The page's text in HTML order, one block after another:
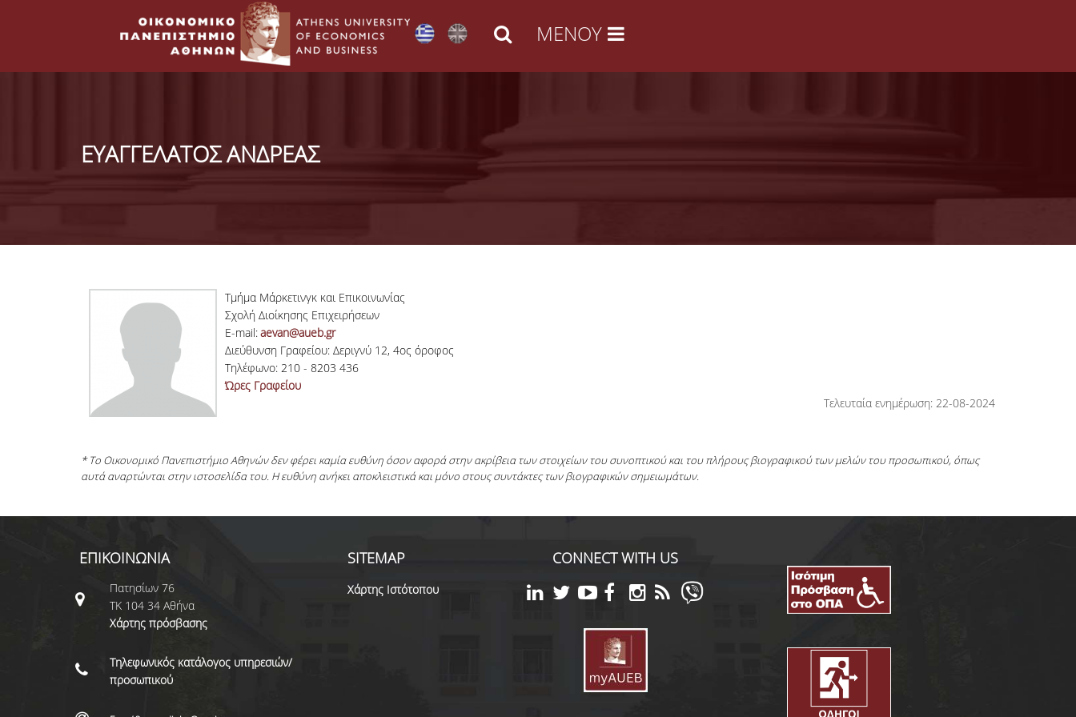
ΕΥΑΓΓΕΛΑΤΟΣ ΑΝΔΡΕΑΣ
Τμήμα Μάρκετινγκ και Επικοινωνίας
Σχολή Διοίκησης Επιχειρήσεων
E-mail:aevan@aueb.gr
Διεύθυνση Γραφείου: Δεριγνύ 12, 4ος όροφος
Τηλέφωνο: 210 - 8203 436
Ώρες Γραφείου
Τελευταία ενημέρωση: 22-08-2024
* Το Οικονομικό Πανεπιστήμιο Αθηνών δεν φέρει καμία ευθύνη όσον αφορά στην ακρίβεια των στοιχείων του συνοπτικού και του πλήρους βιογραφικού των μελών του προσωπικού, όπως
αυτά αναρτώνται στην ιστοσελίδα του. Η ευθύνη ανήκει αποκλειστικά και μόνο στους συντάκτες των βιογραφικών σημειωμάτων.
ΕΠΙΚΟΙΝΩΝΙΑ
Πατησίων 76
ΤΚ 104 34 Αθήνα
Χάρτης πρόσβασης
Τηλεφωνικός κατάλογος υπηρεσιών/
προσωπικού
SITEMAP
Χάρτης Ιστότοπου
CONNECT WITH US